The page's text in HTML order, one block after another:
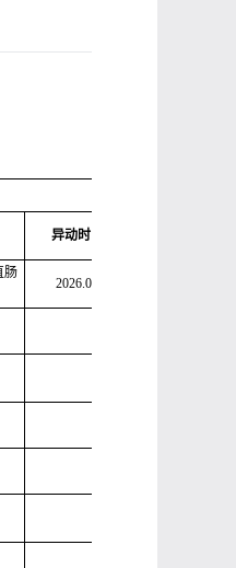
异动时间
肠
2026.04